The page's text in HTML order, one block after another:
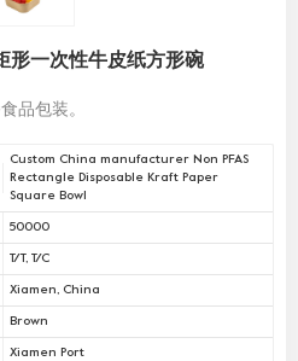
形一次性牛皮纸方形碗
品包装。
Custom China manufacturer Non PFAS
Rectangle Disposable Kraft Paper
Square Bowl
50000
T/T, T/C
Xiamen, China
Brown
Xiamen Port